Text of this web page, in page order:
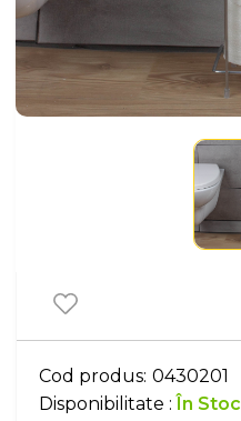
Cod produs: 0430201
Disponibilitate :În Stoc